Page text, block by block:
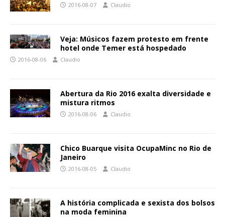
2016-08-07 Claudio
Veja: Músicos fazem protesto em frente
hotel onde Temer está hospedado
2016-08-06 Claudio
Abertura da Rio 2016 exalta diversidade e
mistura ritmos
2016-08-06 Claudio
Chico Buarque visita OcupaMinc no Rio de
Janeiro
2016-08-05 Claudio
A história complicada e sexista dos bolsos
na moda feminina